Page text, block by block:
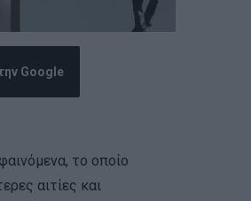
Google
το οποίο
αιτίες και